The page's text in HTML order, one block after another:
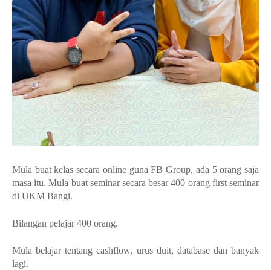
Mula buat kelas secara online guna FB Group, ada 5 orang saja
masa itu. Mula buat seminar secara besar 400 orang first seminar
di UKM Bangi.
Bilangan pelajar 400 orang.
Mula belajar tentang cashflow, urus duit, database dan banyak
lagi.